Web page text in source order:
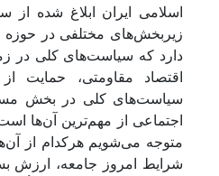
اسلامی ایران ابلاغ شده
زیربخش‌های مختلفی در حوزه
دارد که سیاست‌های کلی در
اقتصاد مقاومتی، حمایت
سیاست‌های کلی در بخش
اجتماعی از مهم‌ترین آن‌ها
متوجه می‌شویم هرکدام از
شرایط امروز جامعه، ارزش